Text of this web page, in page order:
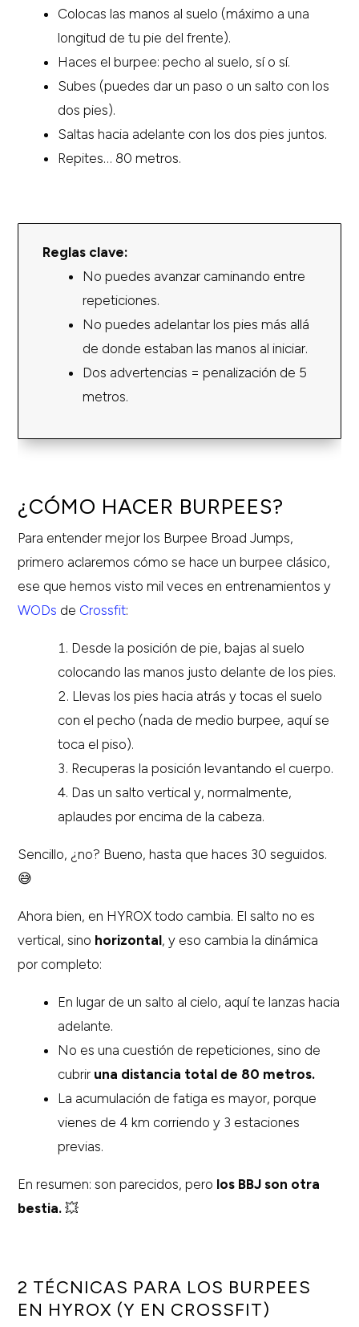
Colocas las manos al suelo (máximo a una
longitud de tu pie del frente).
Haces el burpee: pecho al suelo, sí o sí.
Subes (puedes dar un paso o un salto con los
dos pies).
Saltas hacia adelante con los dos pies juntos.
Repites… 80 metros.
Reglas clave:
No puedes avanzar caminando entre
repeticiones.
No puedes adelantar los pies más allá
de donde estaban las manos al iniciar.
Dos advertencias = penalización de 5
metros.
¿CÓMO HACER BURPEES?
Para entender mejor los Burpee Broad Jumps,
primero aclaremos cómo se hace un burpee clásico,
ese que hemos visto mil veces en entrenamientos y
WODs de Crossfit:
Desde la posición de pie, bajas al suelo
colocando las manos justo delante de los pies.
Llevas los pies hacia atrás y tocas el suelo
con el pecho (nada de medio burpee, aquí se
toca el piso).
Recuperas la posición levantando el cuerpo.
Das un salto vertical y, normalmente,
aplaudes por encima de la cabeza.
Sencillo, ¿no? Bueno, hasta que haces 30 seguidos.
😅
Ahora bien, en HYROX todo cambia. El salto no es
vertical, sino horizontal, y eso cambia la dinámica
por completo:
En lugar de un salto al cielo, aquí te lanzas hacia
adelante.
No es una cuestión de repeticiones, sino de
cubrir una distancia total de 80 metros.
La acumulación de fatiga es mayor, porque
vienes de 4 km corriendo y 3 estaciones
previas.
En resumen: son parecidos, pero los BBJ son otra
bestia. 💥
2 TÉCNICAS PARA LOS BURPEES
EN HYROX (Y EN CROSSFIT)